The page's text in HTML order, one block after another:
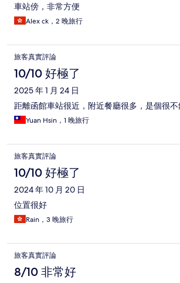
車站傍，非常方便
Alex ck，2 晚旅行
旅客真實評論
10/10 好極了
2025 年 1 月 24 日
距離函館車站很近，附近餐廳很多，是個很不
Yuan Hsin，1 晚旅行
旅客真實評論
10/10 好極了
2024 年 10 月 20 日
位置很好
Rain，3 晚旅行
旅客真實評論
8/10 非常好